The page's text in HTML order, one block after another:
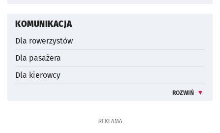
KOMUNIKACJA
Dla rowerzystów
Dla pasażera
Dla kierowcy
ROZWIŃ
REKLAMA